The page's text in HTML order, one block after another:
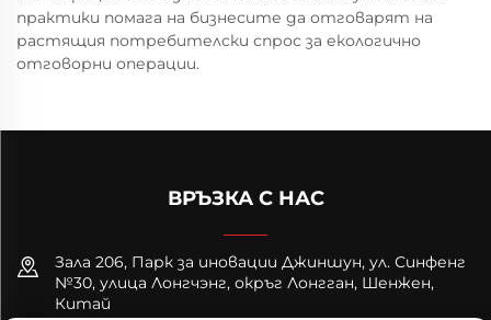
практики помага на бизнесите да отговарят на
растящия потребителски спрос за екологично
отговорни операции.
ВРЪЗКА С НАС
Зала 206, Парк за иновации Джиншун, ул. Синфенг
№30, улица Лонгчэнг, окръг Лонгган, Шенжен,
Китай